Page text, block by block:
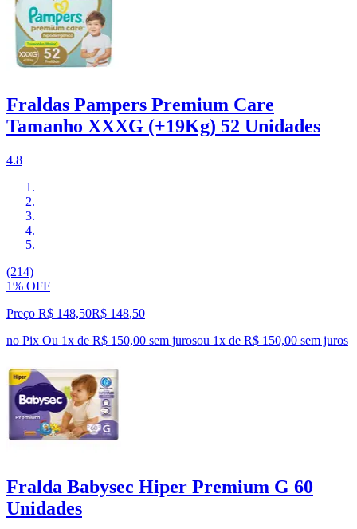
Fraldas Pampers Premium Care
Tamanho XXXG (+19Kg) 52 Unidades
4.8
(214)
1% OFF
Preço R$ 148,50R$ 148,50
no Pix Ou 1x de R$ 150,00 sem jurosou 1x de R$ 150,00 sem juros
Fralda Babysec Hiper Premium G 60
Unidades